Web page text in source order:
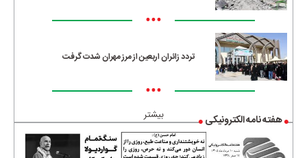
•••
تردد زائران اربعین از مرز مهران شدت گرفت
•••
بیشتر هفته نامه الکترونیکی